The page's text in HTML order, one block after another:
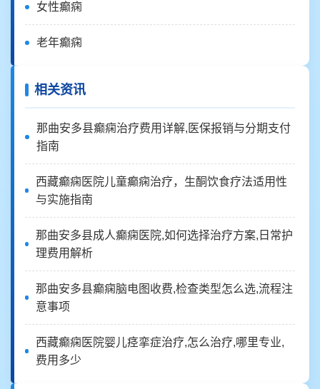
女性癫痫
老年癫痫
相关资讯
那曲安多县癫痫治疗费用详解,医保报销与分期支付
指南
西藏癫痫医院儿童癫痫治疗，生酮饮食疗法适用性
与实施指南
那曲安多县成人癫痫医院,如何选择治疗方案,日常护
理费用解析
那曲安多县癫痫脑电图收费,检查类型怎么选,流程注
意事项
西藏癫痫医院婴儿痉挛症治疗,怎么治疗,哪里专业,
费用多少